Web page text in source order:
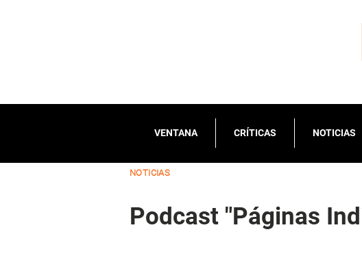
NOTICIAS
Podcast "Páginas
VENTANA CRÍTICAS NOTICIAS